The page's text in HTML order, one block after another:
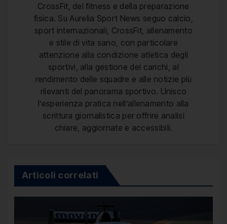
CrossFit, del fitness e della preparazione
fisica. Su Aurelia Sport News seguo calcio,
sport internazionali, CrossFit, allenamento
e stile di vita sano, con particolare
attenzione alla condizione atletica degli
sportivi, alla gestione dei carichi, al
rendimento delle squadre e alle notizie più
rilevanti del panorama sportivo. Unisco
l’esperienza pratica nell’allenamento alla
scrittura giornalistica per offrire analisi
chiare, aggiornate e accessibili.
Articoli correlati